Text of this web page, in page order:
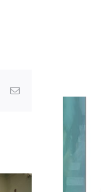
PinterestCorreo